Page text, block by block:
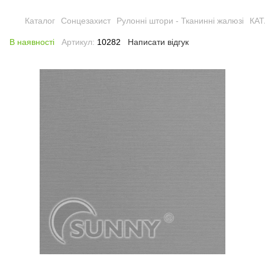
Каталог Сонцезахист Рулонні штори - Тканинні жалюзі
В наявності Артикул: 10282 Написати відгук